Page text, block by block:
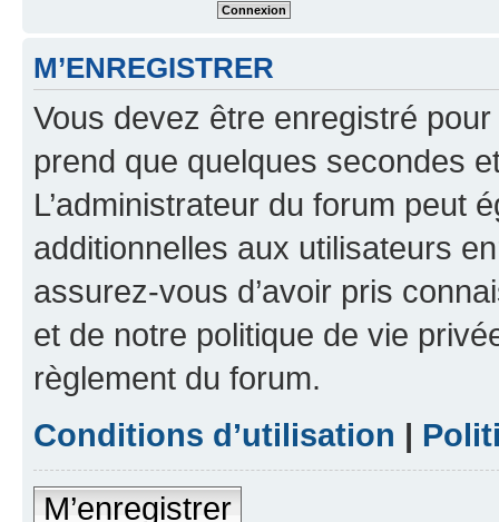
M’ENREGISTRER
Vous devez être enregistré
prend que quelques secondes
L’administrateur du forum peut
additionnelles aux utilisateurs
assurez-vous d’avoir pris
et de notre politique de vie
règlement du forum.
Conditions d’utilisation |
M’enregistrer